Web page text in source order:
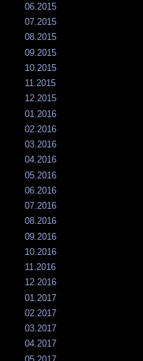
06.2015
07.2015
08.2015
09.2015
10.2015
11.2015
12.2015
01.2016
02.2016
03.2016
04.2016
05.2016
06.2016
07.2016
08.2016
09.2016
10.2016
11.2016
12.2016
01.2017
02.2017
03.2017
04.2017